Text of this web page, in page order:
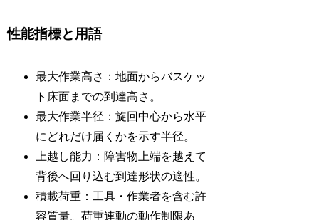
性能指標と用語
最大作業高さ：地面からバスケッ
ト床面までの到達高さ。
最大作業半径：旋回中心から水平
にどれだけ届くかを示す半径。
上越し能力：障害物上端を越えて
背後へ回り込む到達形状の適性。
積載荷重：工具・作業者を含む許
容質量。荷重連動の動作制限あ